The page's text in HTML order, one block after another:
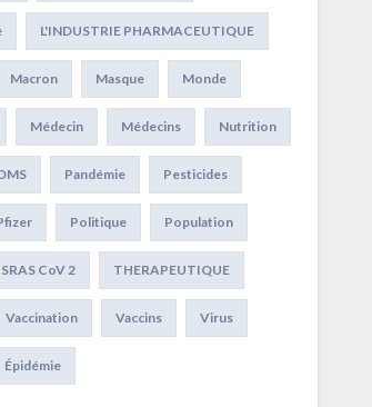
L'INDUSTRIE PHARMACEUTIQUE
Macron Masque Monde
Médecin Médecins Nutrition
Pandémie Pesticides
Politique Population
SRAS CoV 2 THERAPEUTIQUE
Vaccination Vaccins Virus
Épidémie